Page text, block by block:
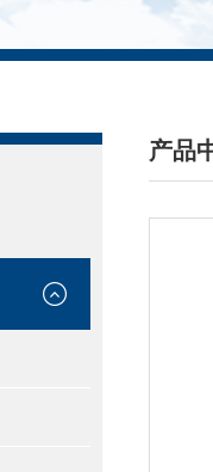
产品
/